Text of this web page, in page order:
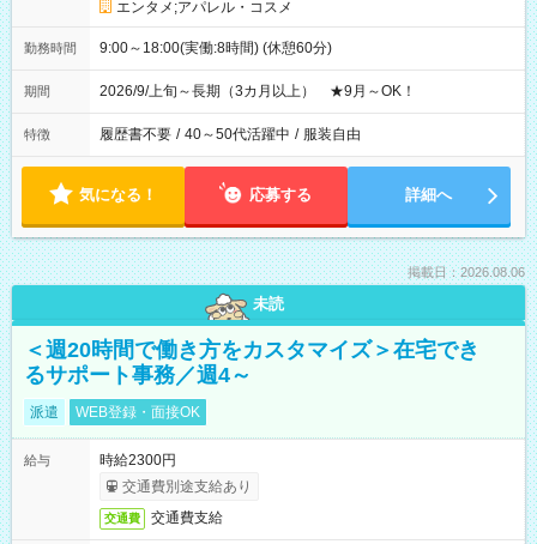
エンタメ;アパレル・コスメ
勤務時間 9:00～18:00(実働:8時間) (休憩60分)
期間 2026/9/上旬～長期（3カ月以上） ★9月～OK！
特徴 履歴書不要 / 40～50代活躍中 / 服装自由
気になる！ 応募する 詳細へ
掲載日：2026.08.06
未読
＜週20時間で働き方をカスタマイズ＞在宅でき
るサポート事務／週4～
派遣 WEB登録・面接OK
給与
時給2300円
交通費別途支給あり
交通費 交通費支給